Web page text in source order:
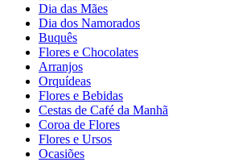
Dia das Mães
Dia dos Namorados
Buquês
Flores e Chocolates
Arranjos
Orquídeas
Flores e Bebidas
Cestas de Café da Manhã
Coroa de Flores
Flores e Ursos
Ocasiões